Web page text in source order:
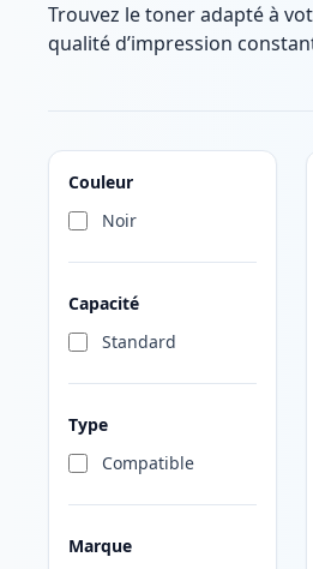
Trouvez le toner adapté à
qualité d’impression
Couleur
Noir
Capacité
Standard
Type
Compatible
Marque